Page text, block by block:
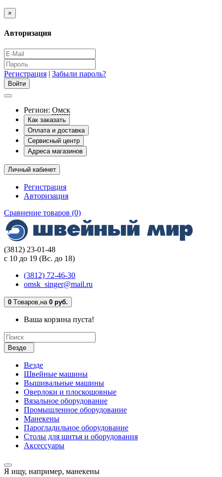
×
Авторизация
Регистрация | Забыли пароль?
Регион: Омск
Как заказать
Оплата и доставка
Сервисный центр
Адреса магазинов
Личный кабинет
Регистрация
Авторизация
Сравнение товаров (0)
(3812) 23-01-48
с 10 до 19 (Вс. до 18)
(3812) 72-46-30
omsk_singer@mail.ru
0 Tоваров,на 0 руб.
Ваша корзина пуста!
Везде
Везде
Швейные машины
Вышивальные машины
Оверлоки и плоскошовные
Вязальное оборудование
Промышленное оборудование
Манекены
Парогладильное оборудование
Столы для шитья и оборудования
Аксессуары
Я ищу, например, манекены